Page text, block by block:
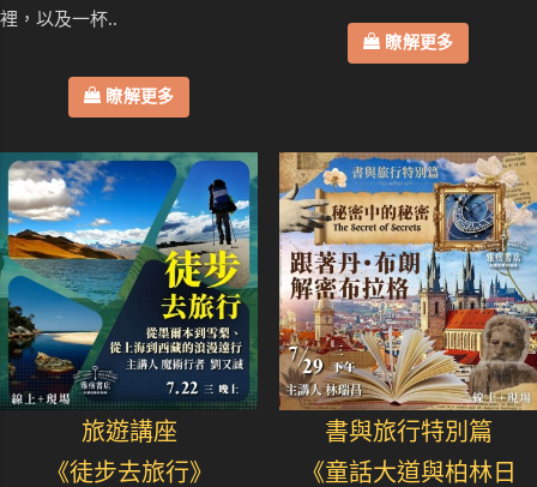
裡，以及一杯..
瞭解更多
瞭解更多
旅遊講座
《徒步去旅行》
書與旅行特別篇
《童話大道與柏林日